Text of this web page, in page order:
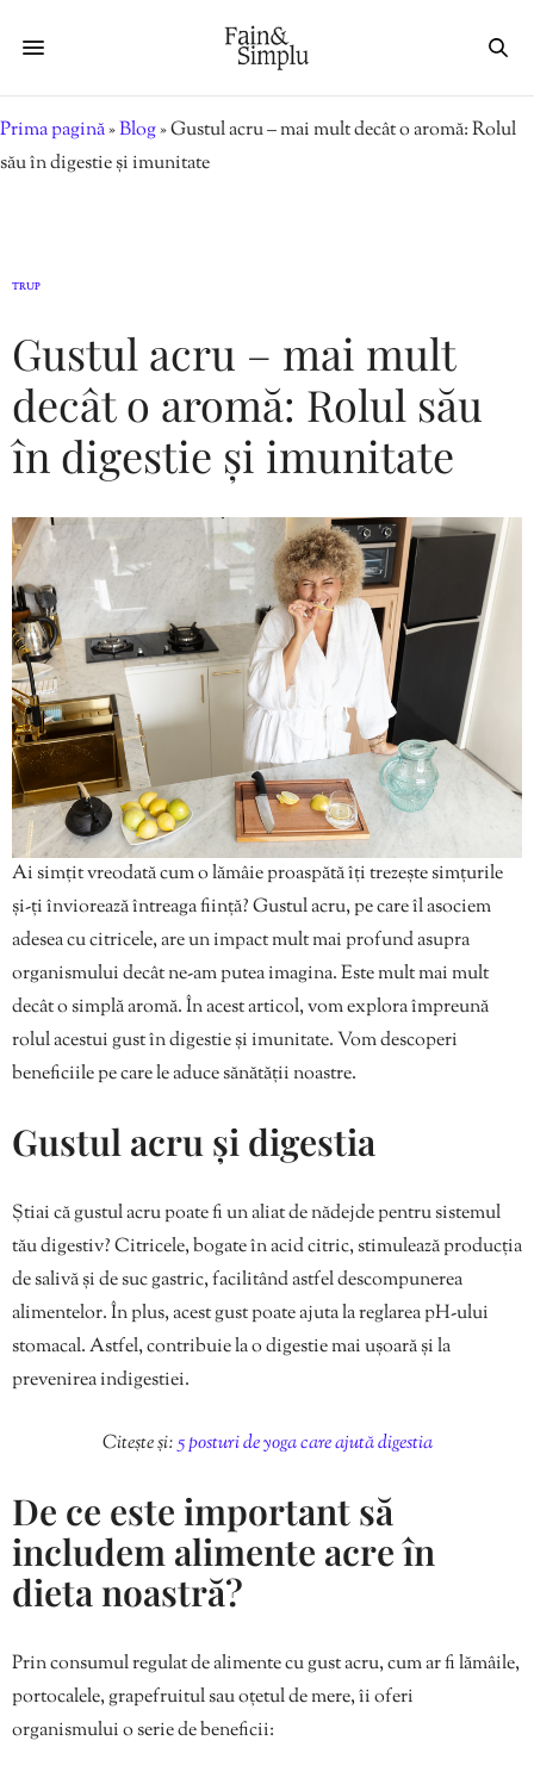
Prima pagină»Blog»Gustul acru – mai mult decât o aromă: Rolul
său în digestie și imunitate
TRUP
Gustul acru – mai mult
decât o aromă: Rolul său
în digestie și imunitate
Ai simțit vreodată cum o lămâie proaspătă îți trezește simțurile
și-ți înviorează întreaga ființă? Gustul acru, pe care îl asociem
adesea cu citricele, are un impact mult mai profund asupra
organismului decât ne-am putea imagina. Este mult mai mult
decât o simplă aromă. În acest articol, vom explora împreună
rolul acestui gust în digestie și imunitate. Vom descoperi
beneficiile pe care le aduce sănătății noastre.
Gustul acru și digestia
Știai că gustul acru poate fi un aliat de nădejde pentru sistemul
tău digestiv? Citricele, bogate în acid citric, stimulează producția
de salivă și de suc gastric, facilitând astfel descompunerea
alimentelor. În plus, acest gust poate ajuta la reglarea pH-ului
stomacal. Astfel, contribuie la o digestie mai ușoară și la
prevenirea indigestiei.
Citește și:5 posturi de yoga care ajută digestia
De ce este important să
includem alimente acre în
dieta noastră?
Prin consumul regulat de alimente cu gust acru, cum ar fi lămâile,
portocalele, grapefruitul sau oțetul de mere, îi oferi
organismului o serie de beneficii: